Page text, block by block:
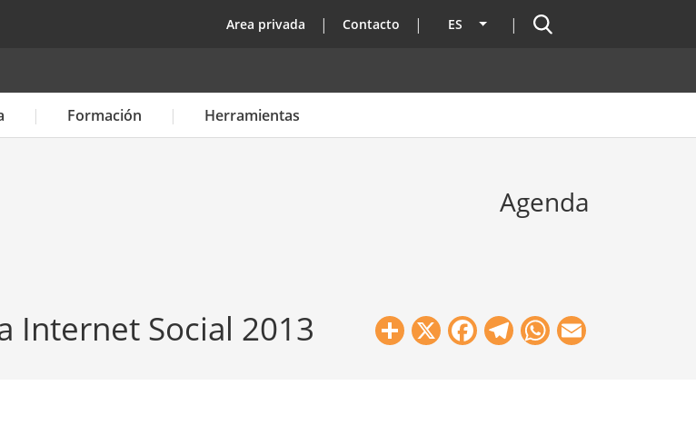
top
Area privada Contacto ES Lista adicional de acciones
Buscador
Formación Herramientas
Agenda
Internet Social 2013 Share
X Facebook
Telegram
WhatsApp